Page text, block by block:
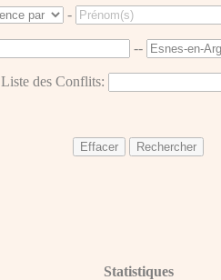
-
--
Liste des Conflits:
Statistiques